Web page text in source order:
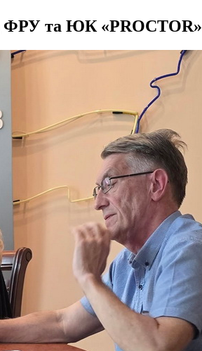
ФРУ та ЮК «PROCTOR»